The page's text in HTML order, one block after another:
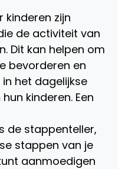
kinderen zijn
de activiteit van
Dit kan helpen om
bevorderen en
het dagelijkse
kinderen. Een
de stappenteller,
stappen van je
aanmoedigen